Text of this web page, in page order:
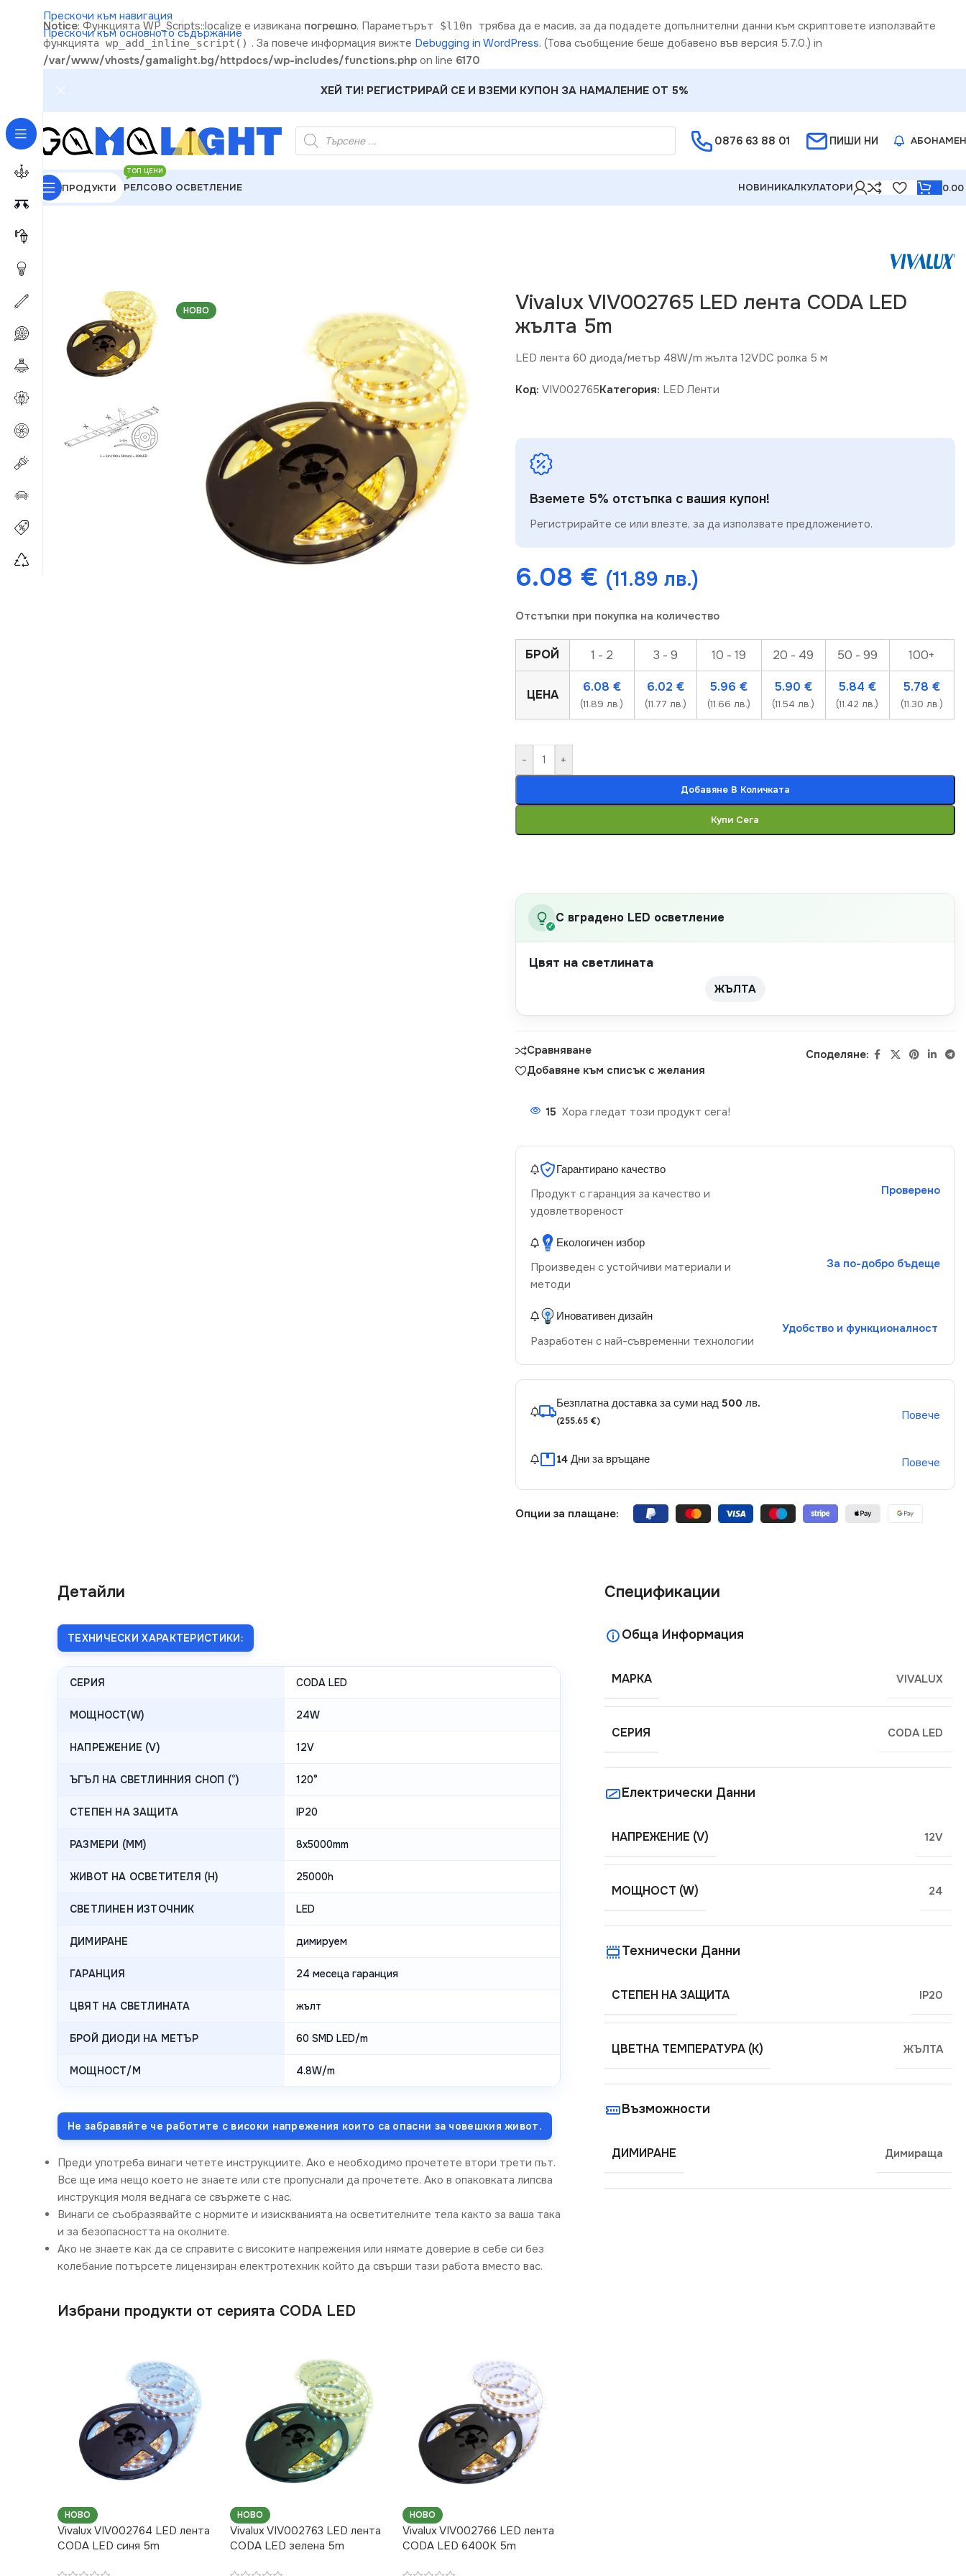
Notice: Функцията WP_Scripts::localize е извикана погрешно. Параметърът $l10n
трябва да е масив, за да подадете допълнителни данни към скриптовете използвайте
функцията wp_add_inline_script() . За повече информация вижте Debugging in WordPress. (Това съобщение беше добавено във версия 5.7.0.) in
/var/www/vhosts/gamalight.bg/httpdocs/wp-includes/functions.php on line 6170
Прескочи към навигация
Прескочи към основното съдържание
ХЕЙ ТИ! РЕГИСТРИРАЙ СЕ И ВЗЕМИ КУПОН ЗА НАМАЛЕНИЕ ОТ 5%
0876 63 88 01 ПИШИ НИ
ПРОДУКТИ РЕЛСОВО ОСВЕТЛЕНИЕ
ТОП ЦЕНИ
НОВИНИКАЛКУЛАТОРИ 0.00
GAMALIGHT»
НОВО
Vivalux VIV002765 LED лента CODA LED
жълта 5m
LED лента 60 диода/метър 48W/m жълта 12VDC ролка 5 м
Код: VIV002765Категория: LED Ленти
Вземете 5% отстъпка с вашия купон!
Регистрирайте се или влезте, за да използвате предложението.
6.08 € (11.89 лв.)
Отстъпки при покупка на количество
БРОЙ 1 - 2 3 - 9 10 - 19 20 - 49 50 - 99 100+
ЦЕНА
6.08 €
(11.89 лв.)
6.02 €
(11.77 лв.)
5.96€
(11.66 лв.)
5.90 €
(11.54 лв.)
5.84 €
(11.42 лв.)
5.78 €
(11.30 лв.)
- +
Добавяне В Количката
Купи Сега
✓
С вградено LED осветление
Цвят на светлината
ЖЪЛТА
Сравняване
Добавяне към списък с желания
Споделяне:
15 Хора гледат този продукт сега!
Гарантирано качество
Продукт с гаранция за качество и
удовлетвореност
Проверено
Екологичен избор
Произведен с устойчиви материали и
методи
За по-добро бъдеще
Иновативен дизайн
Разработен с най-съвременни технологии
Удобство и функционалност
Безплатна доставка за суми над 500 лв.
(255.65 €) Повече
14 Дни за връщане Повече
Опции за плащане:
Детайли
ТЕХНИЧЕСКИ ХАРАКТЕРИСТИКИ:
СЕРИЯ CODA LED
МОЩНОСТ(W) 24W
НАПРЕЖЕНИЕ (V) 12V
ЪГЪЛ НА СВЕТЛИННИЯ СНОП (°) 120°
СТЕПЕН НА ЗАЩИТА IP20
РАЗМЕРИ (MM) 8x5000mm
ЖИВОТ НА ОСВЕТИТЕЛЯ (H) 25000h
СВЕТЛИНЕН ИЗТОЧНИК LED
ДИМИРАНЕ димируем
ГАРАНЦИЯ 24 месеца гаранция
ЦВЯТ НА СВЕТЛИНАТА жълт
БРОЙ ДИОДИ НА МЕТЪР 60 SMD LED/m
МОЩНОСТ/M 4.8W/m
Не забравяйте че работите с високи напрежения които са опасни за човешкия живот.
Преди употреба винаги четете инструкциите. Ако е необходимо прочетете втори трети път.
Все ще има нещо което не знаете или сте пропуснали да прочетете. Ако в опаковката липсва
инструкция моля веднага се свържете с нас.
Винаги се съобразявайте с нормите и изискванията на осветителните тела както за ваша така
и за безопасността на околните.
Ако не знаете как да се справите с високите напрежения или нямате доверие в себе си без
колебание потърсете лицензиран електротехник който да свърши тази работа вместо вас.
Избрани продукти от серията CODA LED
НОВО
Vivalux VIV002764 LED лента
CODA LED синя 5m
НОВО
Vivalux VIV002763 LED лента
CODA LED зелена 5m
НОВО
Vivalux VIV002766 LED лентa
CODA LED 6400K 5m
Спецификации
Обща Информация
МАРКА VIVALUX
СЕРИЯ CODA LED
Електрически Данни
НАПРЕЖЕНИЕ (V) 12V
МОЩНОСТ (W) 24
Технически Данни
СТЕПЕН НА ЗАЩИТА IP20
ЦВЕТНА ТЕМПЕРАТУРА (K) ЖЪЛТА
Възможности
ДИМИРАНЕ Димираща